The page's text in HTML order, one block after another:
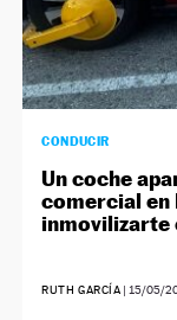
CONDUCIR
Un coche
comercial en
inmovilizarte
RUTH GARCÍA | 15/05/